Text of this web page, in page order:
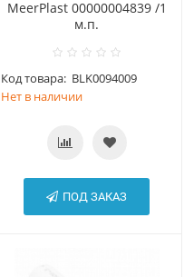
MeerPlast 00000004839 /1
м.п.
Код товара: BLK0094009
Нет в наличии
ПОД ЗАКАЗ